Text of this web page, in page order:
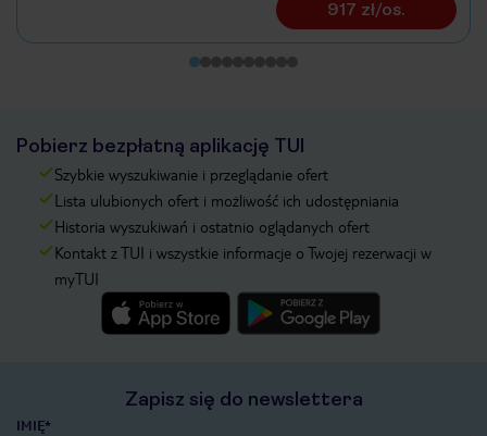
917 zł/os.
Pobierz bezpłatną aplikację TUI
Szybkie wyszukiwanie i przeglądanie ofert
Lista ulubionych ofert i możliwość ich udostępniania
Historia wyszukiwań i ostatnio oglądanych ofert
Kontakt z TUI i wszystkie informacje o Twojej rezerwacji w
myTUI
Zapisz się do newslettera
IMIĘ*